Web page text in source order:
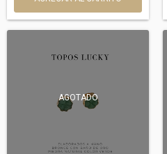
AGOTADO